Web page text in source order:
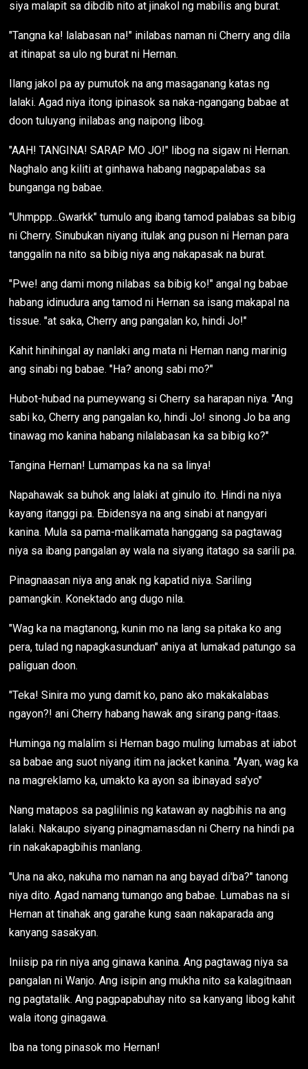
siya malapit sa dibdib nito at jinakol ng mabilis ang burat.
"Tangna ka! lalabasan na!" inilabas naman ni Cherry ang dila
at itinapat sa ulo ng burat ni Hernan.
Ilang jakol pa ay pumutok na ang masaganang katas ng
lalaki. Agad niya itong ipinasok sa naka-ngangang babae at
doon tuluyang inilabas ang naipong libog.
"AAH! TANGINA! SARAP MO JO!" libog na sigaw ni Hernan.
Naghalo ang kiliti at ginhawa habang nagpapalabas sa
bunganga ng babae.
"Uhmppp...Gwarkk" tumulo ang ibang tamod palabas sa bibig
ni Cherry. Sinubukan niyang itulak ang puson ni Hernan para
tanggalin na nito sa bibig niya ang nakapasak na burat.
"Pwe! ang dami mong nilabas sa bibig ko!" angal ng babae
habang idinudura ang tamod ni Hernan sa isang makapal na
tissue. "at saka, Cherry ang pangalan ko, hindi Jo!"
Kahit hinihingal ay nanlaki ang mata ni Hernan nang marinig
ang sinabi ng babae. "Ha? anong sabi mo?"
Hubot-hubad na pumeywang si Cherry sa harapan niya. "Ang
sabi ko, Cherry ang pangalan ko, hindi Jo! sinong Jo ba ang
tinawag mo kanina habang nilalabasan ka sa bibig ko?"
Tangina Hernan! Lumampas ka na sa linya!
Napahawak sa buhok ang lalaki at ginulo ito. Hindi na niya
kayang itanggi pa. Ebidensya na ang sinabi at nangyari
kanina. Mula sa pama-malikamata hanggang sa pagtawag
niya sa ibang pangalan ay wala na siyang itatago sa sarili pa.
Pinagnaasan niya ang anak ng kapatid niya. Sariling
pamangkin. Konektado ang dugo nila.
"Wag ka na magtanong, kunin mo na lang sa pitaka ko ang
pera, tulad ng napagkasunduan" aniya at lumakad patungo sa
paliguan doon.
"Teka! Sinira mo yung damit ko, pano ako makakalabas
ngayon?! ani Cherry habang hawak ang sirang pang-itaas.
Huminga ng malalim si Hernan bago muling lumabas at iabot
sa babae ang suot niyang itim na jacket kanina. "Ayan, wag ka
na magreklamo ka, umakto ka ayon sa ibinayad sa'yo"
Nang matapos sa paglilinis ng katawan ay nagbihis na ang
lalaki. Nakaupo siyang pinagmamasdan ni Cherry na hindi pa
rin nakakapagbihis manlang.
"Una na ako, nakuha mo naman na ang bayad di'ba?" tanong
niya dito. Agad namang tumango ang babae. Lumabas na si
Hernan at tinahak ang garahe kung saan nakaparada ang
kanyang sasakyan.
Iniisip pa rin niya ang ginawa kanina. Ang pagtawag niya sa
pangalan ni Wanjo. Ang isipin ang mukha nito sa kalagitnaan
ng pagtatalik. Ang pagpapabuhay nito sa kanyang libog kahit
wala itong ginagawa.
Iba na tong pinasok mo Hernan!